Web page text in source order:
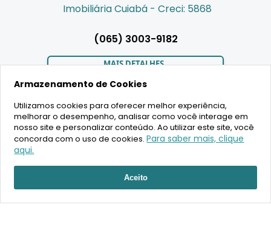
RECEBER ATENDIMENTO
Imobiliária Cuiabá - Creci: 5868
(065) 3003-9182
MAIS DETALHES
LIGAMOS PARA VOCÊ
2020 Copyright - BR House Inteligência Imobiliária LTDA -
16.630.405/0001-43 - CRECI 19701 - Todos os direitos reservados
Armazenamento de Cookies
Utilizamos cookies para oferecer melhor experiência,
melhorar o desempenho, analisar como você interage em
nosso site e personalizar conteúdo. Ao utilizar este site, você
concorda com o uso de cookies.Para saber mais, clique
aqui.
Aceito